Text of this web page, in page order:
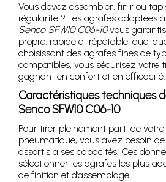
Vous devez assembler, finir ou
régularité ? Les agrafes adaptées
Senco SFW10 C06-10vous
propre, rapide et répétable, quel
choisissant des agrafes fines de
compatibles, vous sécurisez votre
gagnant en confort et en efficacité.
Caractéristiques techniques
Senco SFW10 C06-10
Pour tirer pleinement parti de
pneumatique, vous avez besoin
assortis à ses capacités. Ces
sélectionner les agrafes les plus
de finition et d’assemblage.